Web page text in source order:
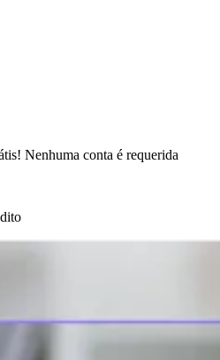
Nenhuma conta é requerida